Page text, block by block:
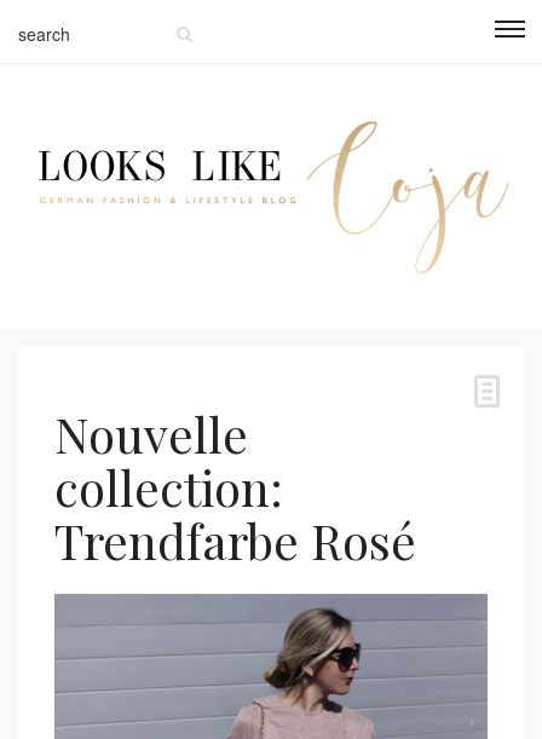
Nouvelle
collection:
Trendfarbe Rosé